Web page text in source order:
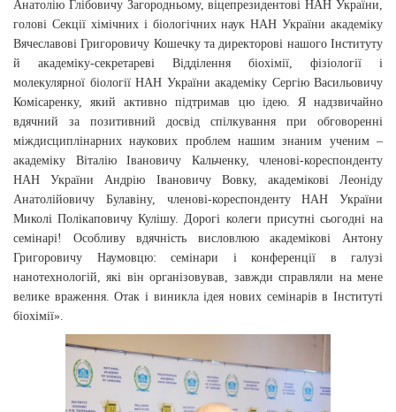
Анатолію Глібовичу Загородньому, віцепрезидентові НАН України,
голові Секції хімічних і біологічних наук НАН України академіку
Вячеславові Григоровичу Кошечку та директорові нашого Інституту
й академіку-секретареві Відділення біохімії, фізіології і
молекулярної біології НАН України академіку Сергію Васильовичу
Комісаренку, який активно підтримав цю ідею. Я надзвичайно
вдячний за позитивний досвід спілкування при обговоренні
міждисциплінарних наукових проблем нашим знаним ученим –
академіку Віталію Івановичу Кальченку, членові-кореспонденту
НАН України Андрію Івановичу Вовку, академікові Леоніду
Анатолійовичу Булавіну, членові-кореспонденту НАН України
Миколі Полікаповичу Кулішу. Дорогі колеги присутні сьогодні на
семінарі! Особливу вдячність висловлюю академікові Антону
Григоровичу Наумовцю: семінари і конференції в галузі
нанотехнологій, які він організовував, завжди справляли на мене
велике враження. Отак і виникла ідея нових семінарів в Інституті
біохімії».